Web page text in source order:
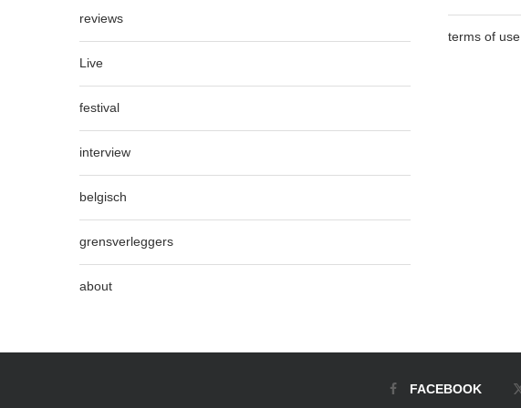
reviews
Live
festival
interview
belgisch
grensverleggers
about
terms of use
FACEBOOK